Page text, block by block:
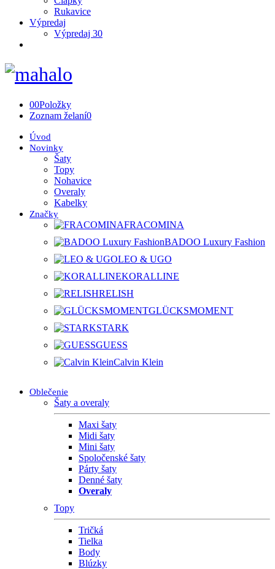
Rukavice
Výpredaj
Výpredaj 30
00Položky
Zoznam želaní0
Úvod
Novinky
Šaty
Topy
Nohavice
Overaly
Kabelky
Značky
FRACOMINA
BADOO Luxury Fashion
LEO & UGO
KORALLINE
RELISH
GLÜCKSMOMENT
STARK
GUESS
Calvin Klein
Oblečenie
Šaty a overaly
Maxi šaty
Midi šaty
Mini šaty
Spoločenské šaty
Párty šaty
Denné šaty
Overaly
Topy
Tričká
Tielka
Body
Blúzky